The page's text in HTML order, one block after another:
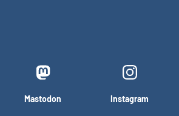
Mastodon Instagram